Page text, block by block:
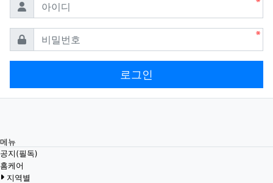
비밀번호
로그인
메뉴
공지(필독)
홈케어
지역별